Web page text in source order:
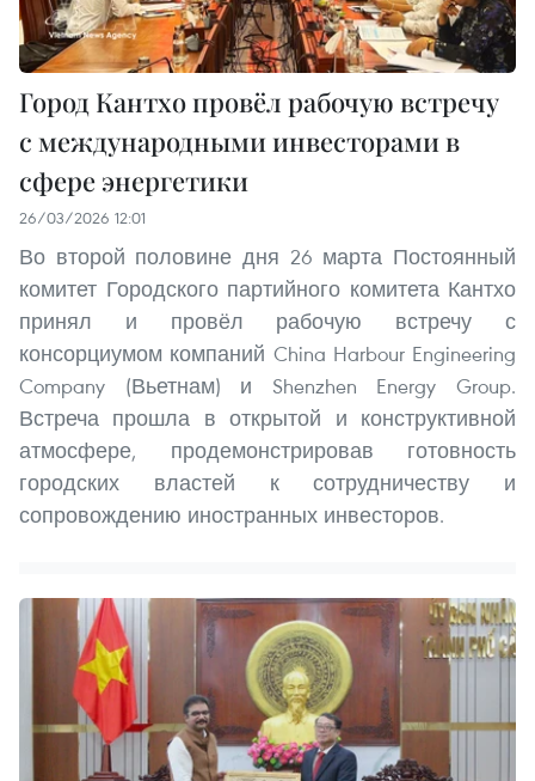
Город Кантхо провёл рабочую встречу
с международными инвесторами в
сфере энергетики
26/03/2026 12:01
Во второй половине дня 26 марта Постоянный
комитет Городского партийного комитета Кантхо
принял и провёл рабочую встречу с
консорциумом компаний China Harbour Engineering
Company (Вьетнам) и Shenzhen Energy Group.
Встреча прошла в открытой и конструктивной
атмосфере, продемонстрировав готовность
городских властей к сотрудничеству и
сопровождению иностранных инвесторов.